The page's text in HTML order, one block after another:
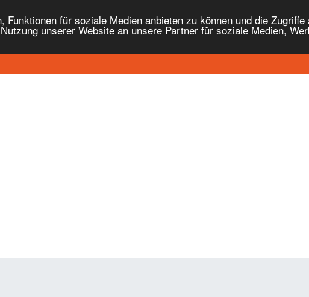
für soziale Medien anbieten zu können und die Zugriffe
unserer Website an unsere Partner für soziale Medien,